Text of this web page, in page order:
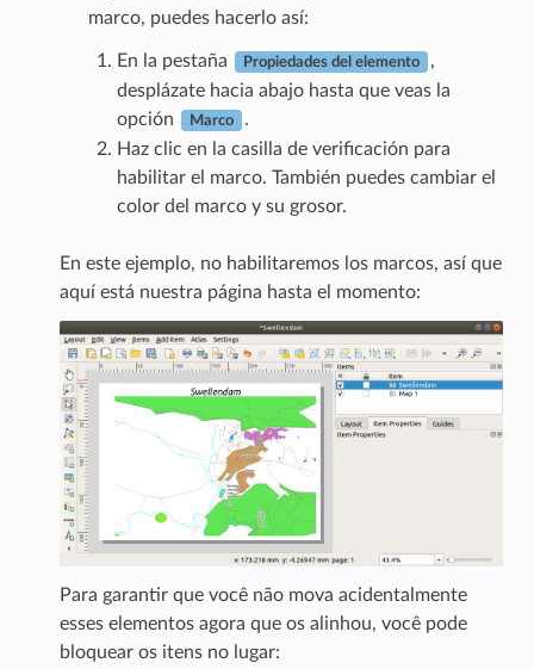
marco, puedes hacerlo así:
En la pestaña Propiedades del elemento
,
desplázate hacia abajo hasta que veas la
opción
Marco
.
Haz clic en la casilla de verificación para
habilitar el marco. También puedes cambiar el
color del marco y su grosor.
En este ejemplo, no habilitaremos los marcos, así que
aquí está nuestra página hasta el momento:
Para garantir que você não mova acidentalmente
esses elementos agora que os alinhou, você pode
bloquear os itens no lugar: